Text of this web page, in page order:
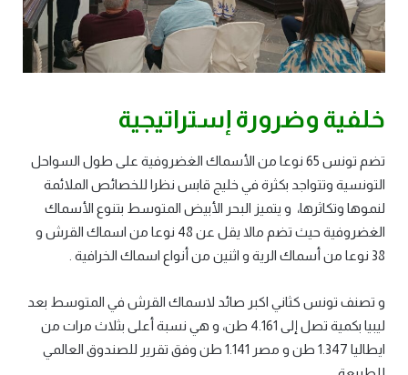
خلفية وضرورة إستراتيجية
تضم تونس 65 نوعا من الأسماك الغضروفية على طول السواحل
التونسية وتتواجد بكثرة في خليج قابس نظرا للخصائص الملائمة
لنموها وتكاثرها، و يتميز البحر الأبيض المتوسط بتنوع الأسماك
الغضروفية حيث تضم مالا يقل عن 48 نوعا من اسماك القرش و
38 نوعا من أسماك الرية و اثنين من أنواع اسماك الخرافية .
و تصنف تونس كثاني اكبر صائد لاسماك القرش في المتوسط بعد
ليبيا بكمية تصل إلى 4.161 طن، و هي نسبة أعلى بثلاث مرات من
ايطاليا 1.347 طن و مصر 1.141 طن وفق تقرير للصندوق العالمي